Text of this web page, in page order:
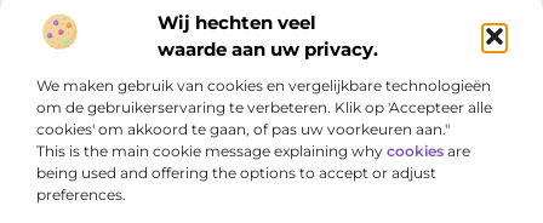
Wij hechten veel
waarde aan uw privacy.
We maken gebruik van cookies en vergelijkbare technologieën
om de gebruikerservaring te verbeteren. Klik op 'Accepteer alle
cookies' om akkoord te gaan, of pas uw voorkeuren aan."
This is the main cookie message explaining why cookies are
being used and offering the options to accept or adjust
preferences.
Onze informatie
Bericht categorie